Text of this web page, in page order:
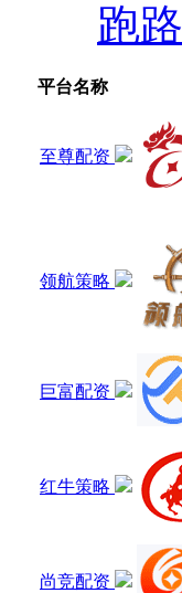
跑路
平台名称
至尊配资
领航策略
巨富配资
红牛策略
尚竞配资